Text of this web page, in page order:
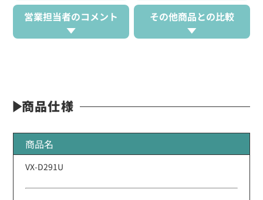
営業担当者のコメント その他商品との比較
商品仕様
商品名
VX-D291U